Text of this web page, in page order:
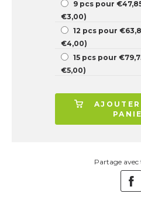
9 pcs pour
€3,00)
12 pcs pour
€4,00)
15 pcs pour
€5,00)
Partage avec